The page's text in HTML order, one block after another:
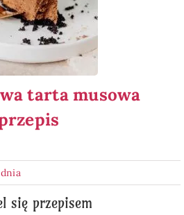
tarta musowa
się przepisem